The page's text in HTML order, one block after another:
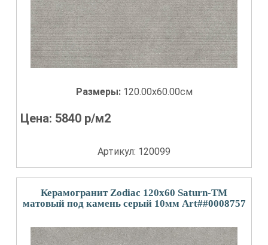
Размеры: 120.00x60.00см
Цена: 5840 р/м2
Артикул: 120099
Керамогранит Zodiac 120x60 Saturn-TM
матовый под камень серый 10мм Art##0008757